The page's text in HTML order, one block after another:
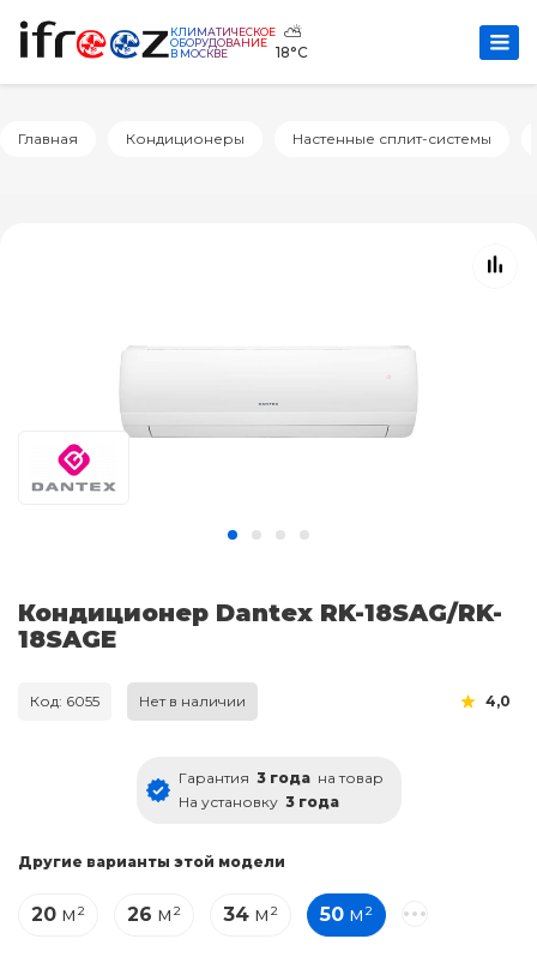
КЛИМАТИЧЕСКОЕ
ОБОРУДОВАНИЕ
В МОСКВЕ
⛅
18°C
Главная Кондиционеры Настенные сплит-системы
Кондиционер Dantex RK-18SAG/RK-
18SAGE
Код: 6055 Нет в наличии 4,0
Гарантия 3 года на товар
На установку 3 года
Другие варианты этой модели
20 м² 26 м² 34 м² 50 м²